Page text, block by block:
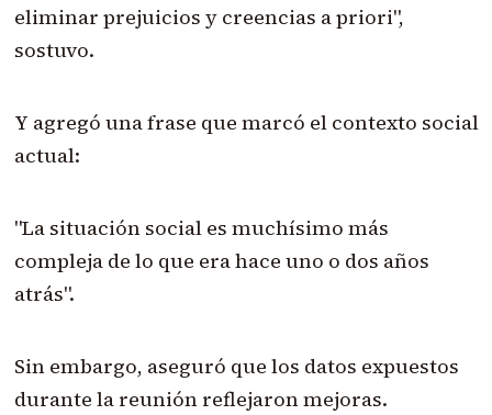
eliminar prejuicios y creencias a priori",
sostuvo.
Y agregó una frase que marcó el contexto social
actual:
"La situación social es muchísimo más
compleja de lo que era hace uno o dos años
atrás".
Sin embargo, aseguró que los datos expuestos
durante la reunión reflejaron mejoras.